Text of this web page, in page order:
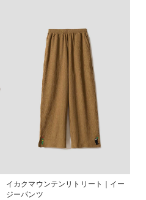
イカクマウンテンリトリート｜イー
ジーパンツ